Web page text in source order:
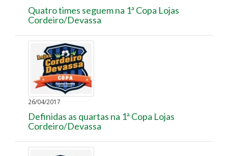
Quatro times seguem na 1ª Copa Lojas
Cordeiro/Devassa
26/04/2017
Definidas as quartas na 1ª Copa Lojas
Cordeiro/Devassa